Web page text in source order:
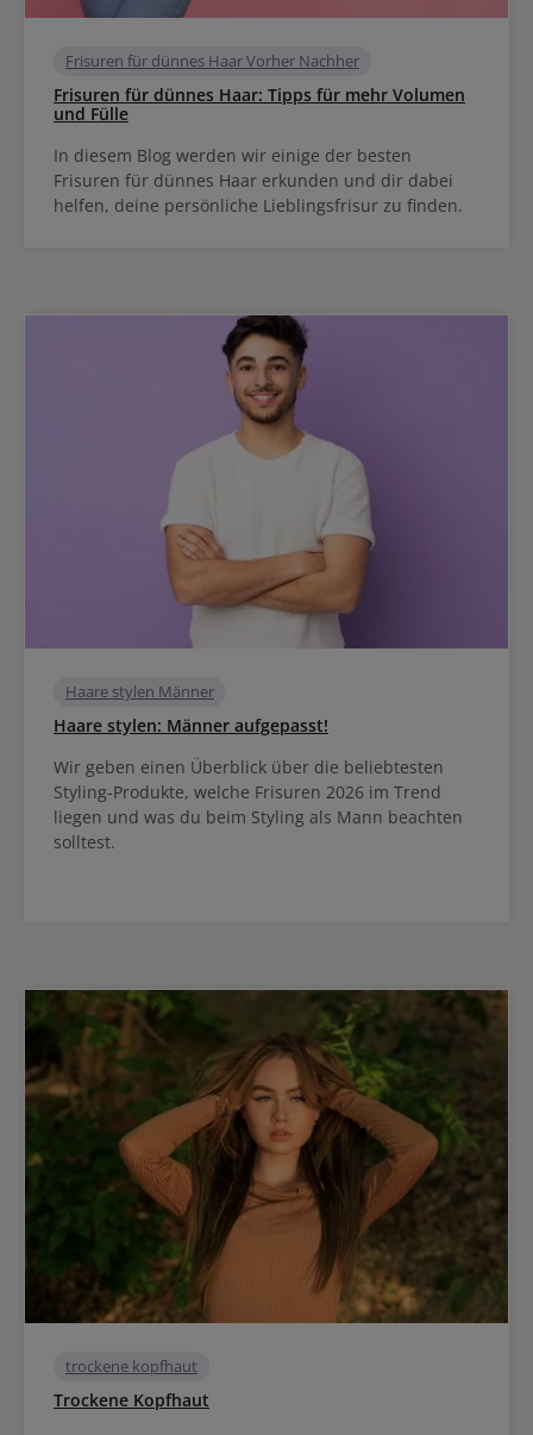
Frisuren für dünnes Haar Vorher Nachher
Frisuren für dünnes Haar: Tipps für mehr Volumen
und Fülle
In diesem Blog werden wir einige der besten
Frisuren für dünnes Haar erkunden und dir dabei
helfen, deine persönliche Lieblingsfrisur zu finden.
Haare stylen Männer
Haare stylen: Männer aufgepasst!
Wir geben einen Überblick über die beliebtesten
Styling-Produkte, welche Frisuren 2026 im Trend
liegen und was du beim Styling als Mann beachten
solltest.
trockene kopfhaut
Trockene Kopfhaut